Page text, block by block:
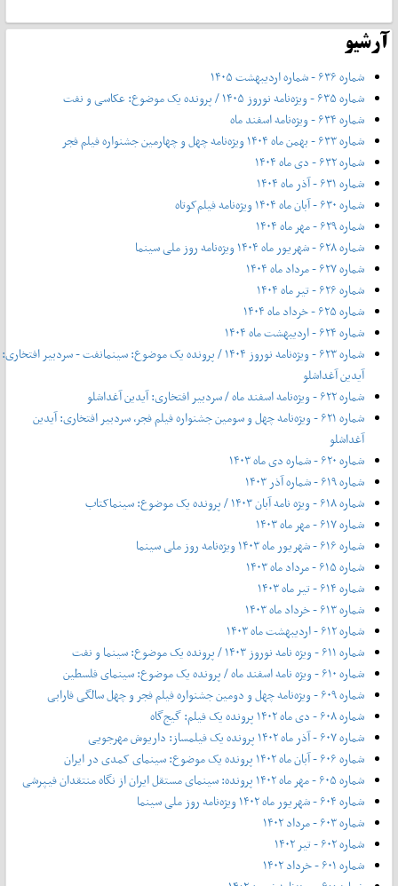
آرشیو
شماره ۶۳۶ - شماره اردیبهشت ۱۴۰۵
شماره ۶۳۵ - ویژه‌نامه نوروز ۱۴۰۵ / پرونده یک موضوع: عکاسی و نفت
شماره ۶۳۴ - ویژه‌نامه اسفند ماه
شماره ۶۳۳ - بهمن ماه ۱۴۰۴ ویژه‌نامه چهل‌ و‌ چهارمین جشنواره فیلم فجر
شماره ۶۳۲ - دی ماه ۱۴۰۴
شماره ۶۳۱ - آذر ماه ۱۴۰۴
شماره ۶۳۰ - آبان ماه ۱۴۰۴ ویژه‌نامه فیلم‌کوتاه
شماره ۶۲۹ - مهر ماه ۱۴۰۴
شماره ۶۲۸ - شهریور ماه ۱۴۰۴ ویژه‌نامه روز ملی سینما
شماره ۶۲۷ - مرداد ماه ۱۴۰۴
شماره ۶۲۶ - تیر ماه ۱۴۰۴
شماره ۶۲۵ - خرداد ماه ۱۴۰۴
شماره ۶۲۴ - اردیبهشت ماه ۱۴۰۴
شماره ۶۲۳ - ویژه‌نامه نوروز ۱۴۰۴ / پرونده یک موضوع: سینمانفت - سردبیر افتخاری:
آیدین آغداشلو
شماره ۶۲۲ - ویژه‌نامه اسفند ماه / سردبیر افتخاری: آیدین آغداشلو
شماره ۶۲۱ - ویژه‌نامه چهل‌ و‌ سومین جشنواره فیلم فجر، سردبیر افتخاری: آیدین
آغداشلو
شماره ۶۲۰ - شماره دی ماه ۱۴۰۳
شماره ۶۱۹ - شماره آذر ۱۴۰۳
شماره ۶۱۸ - ویژه نامه آبان ۱۴۰۳ / پرونده یک موضوع: سینماکتاب
شماره ۶۱۷ - مهر ماه ۱۴۰۳
شماره ۶۱۶ - شهریور ماه ۱۴۰۳ ویژه‌نامه روز ملی سینما
شماره ۶۱۵ - مرداد ماه ۱۴۰۳
شماره ۶۱۴ - تیر ماه ۱۴۰۳
شماره ۶۱۳ - خرداد ماه ۱۴۰۳
شماره ۶۱۲ - اردیبهشت ماه ۱۴۰۳
شماره ۶۱۱ - ویژه نامه نوروز ۱۴۰۳ / پرونده یک موضوع: سینما و نفت
شماره ۶۱۰ - ویژه نامه اسفند ماه / پرونده یک موضوع: سینمای فلسطین
شماره ۶۰۹ - ویژه‌نامه چهل و دومین جشنواره فیلم فجر و چهل سالگی فارابی
شماره ۶۰۸ - دی ماه ۱۴۰۲ پرونده یک فیلم: گیج‌گاه
شماره ۶۰۷ - آذر ماه ۱۴۰۲ پرونده یک فیلمساز: داریوش مهرجویی
شماره ۶۰۶ - آبان ماه ۱۴۰۲ پرونده یک موضوع: سینمای کمدی در ایران
شماره ۶۰۵ - مهر ماه ۱۴۰۲ پرونده: سینمای مستقل ایران از نگاه منتقدان فیپرشی
شماره ۶۰۴ - شهریور ماه ۱۴۰۲ ویژه‌نامه روز ملی سینما
شماره ۶۰۳ - مرداد ۱۴۰۲
شماره ۶۰۲ - تیر ۱۴۰۲
شماره ۶۰۱ - خرداد ۱۴۰۲